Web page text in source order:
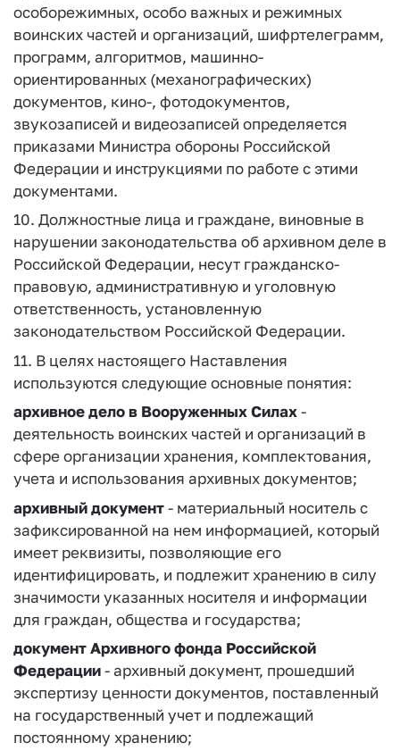
особорежимных, особо важных и режимных
воинских частей и организаций, шифртелеграмм,
программ, алгоритмов, машинно-
ориентированных (механографических)
документов, кино-, фотодокументов,
звукозаписей и видеозаписей определяется
приказами Министра обороны Российской
Федерации и инструкциями по работе с этими
документами.
10. Должностные лица и граждане, виновные в
нарушении законодательства об архивном деле в
Российской Федерации, несут гражданско-
правовую, административную и уголовную
ответственность, установленную
законодательством Российской Федерации.
11. В целях настоящего Наставления
используются следующие основные понятия:
архивное дело в Вооруженных Силах-
деятельность воинских частей и организаций в
сфере организации хранения, комплектования,
учета и использования архивных документов;
архивный документ- материальный носитель с
зафиксированной на нем информацией, который
имеет реквизиты, позволяющие его
идентифицировать, и подлежит хранению в силу
значимости указанных носителя и информации
для граждан, общества и государства;
документ Архивного фонда Российской
Федерации- архивный документ, прошедший
экспертизу ценности документов, поставленный
на государственный учет и подлежащий
постоянному хранению;